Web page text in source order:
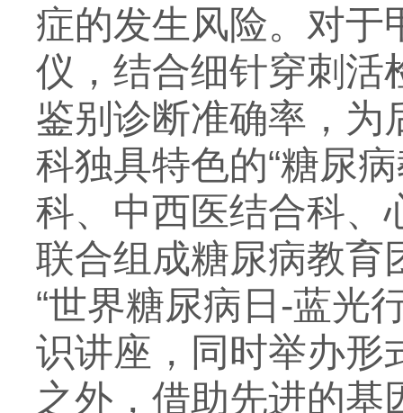
症的发生风险。对于
仪，结合细针穿刺活
鉴别诊断准确率，为
科独具特色的“糖尿
科、中西医结合科、
联合组成糖尿病教育
“世界糖尿病日-蓝光
识讲座，同时举办形
之外，借助先进的基